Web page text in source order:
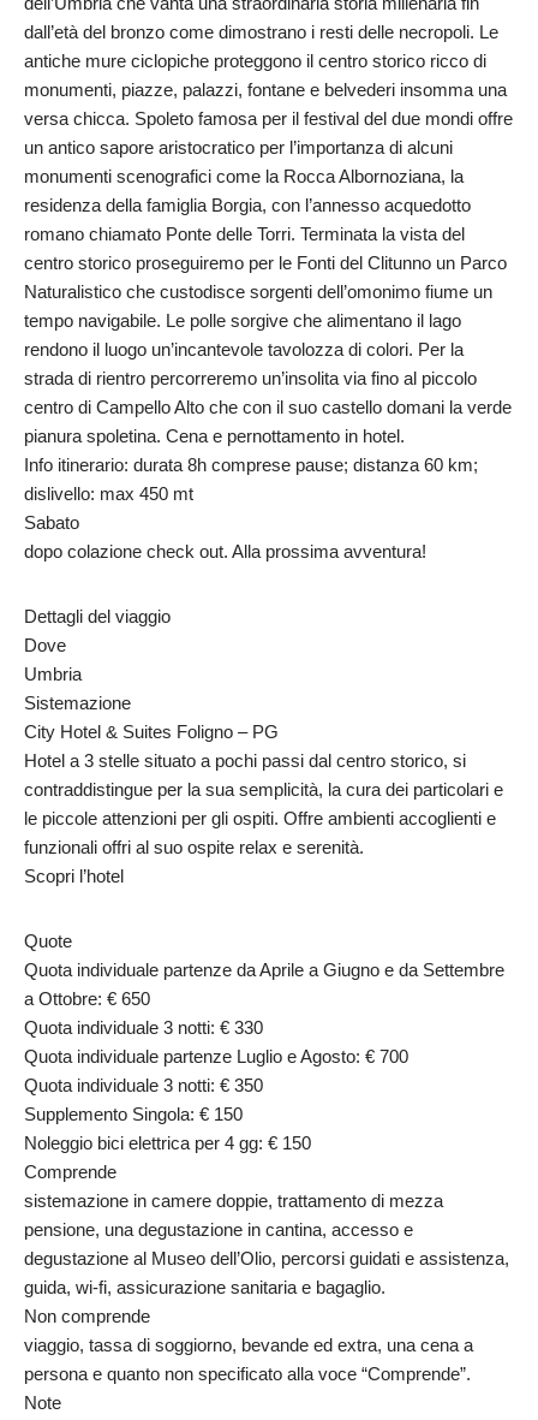
dall’età del bronzo come dimostrano i resti delle necropoli. Le
antiche mure ciclopiche proteggono il centro storico ricco di
monumenti, piazze, palazzi, fontane e belvederi insomma una
versa chicca. Spoleto famosa per il festival del due mondi offre
un antico sapore aristocratico per l’importanza di alcuni
monumenti scenografici come la Rocca Albornoziana, la
residenza della famiglia Borgia, con l’annesso acquedotto
romano chiamato Ponte delle Torri. Terminata la vista del
centro storico proseguiremo per le Fonti del Clitunno un Parco
Naturalistico che custodisce sorgenti dell’omonimo fiume un
tempo navigabile. Le polle sorgive che alimentano il lago
rendono il luogo un’incantevole tavolozza di colori. Per la
strada di rientro percorreremo un’insolita via fino al piccolo
centro di Campello Alto che con il suo castello domani la verde
pianura spoletina. Cena e pernottamento in hotel.
Info itinerario: durata 8h comprese pause; distanza 60 km;
dislivello: max 450 mt
Sabato
dopo colazione check out. Alla prossima avventura!
Dettagli del viaggio
Dove
Umbria
Sistemazione
City Hotel & Suites Foligno – PG
Hotel a 3 stelle situato a pochi passi dal centro storico, si
contraddistingue per la sua semplicità, la cura dei particolari e
le piccole attenzioni per gli ospiti. Offre ambienti accoglienti e
funzionali offri al suo ospite relax e serenità.
Scopri l’hotel
Quote
Quota individuale partenze da Aprile a Giugno e da Settembre
a Ottobre: € 650
Quota individuale 3 notti: € 330
Quota individuale partenze Luglio e Agosto: € 700
Quota individuale 3 notti: € 350
Supplemento Singola: € 150
Noleggio bici elettrica per 4 gg: € 150
Comprende
sistemazione in camere doppie, trattamento di mezza
pensione, una degustazione in cantina, accesso e
degustazione al Museo dell’Olio, percorsi guidati e assistenza,
guida, wi-fi, assicurazione sanitaria e bagaglio.
Non comprende
viaggio, tassa di soggiorno, bevande ed extra, una cena a
persona e quanto non specificato alla voce “Comprende”.
Note